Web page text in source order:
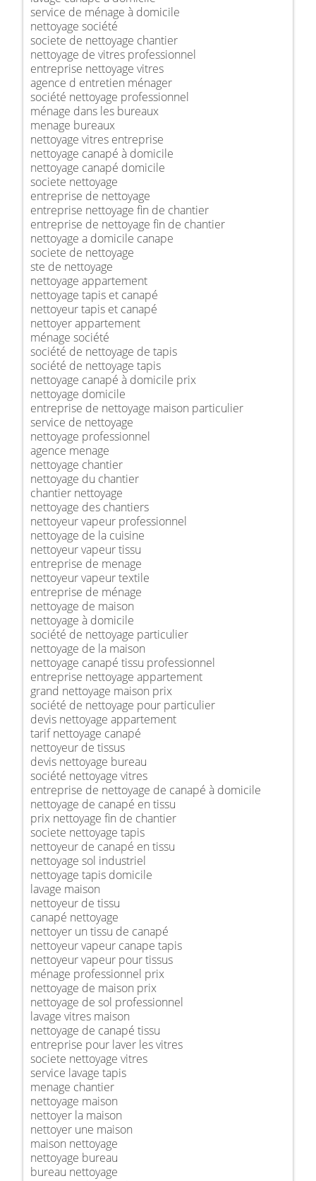
service de ménage à domicile
nettoyage société
societe de nettoyage chantier
nettoyage de vitres professionnel
entreprise nettoyage vitres
agence d entretien ménager
société nettoyage professionnel
ménage dans les bureaux
menage bureaux
nettoyage vitres entreprise
nettoyage canapé à domicile
nettoyage canapé domicile
societe nettoyage
entreprise de nettoyage
entreprise nettoyage fin de chantier
entreprise de nettoyage fin de chantier
nettoyage a domicile canape
societe de nettoyage
ste de nettoyage
nettoyage appartement
nettoyage tapis et canapé
nettoyeur tapis et canapé
nettoyer appartement
ménage société
société de nettoyage de tapis
société de nettoyage tapis
nettoyage canapé à domicile prix
nettoyage domicile
entreprise de nettoyage maison particulier
service de nettoyage
nettoyage professionnel
agence menage
nettoyage chantier
nettoyage du chantier
chantier nettoyage
nettoyage des chantiers
nettoyeur vapeur professionnel
nettoyage de la cuisine
nettoyeur vapeur tissu
entreprise de menage
nettoyeur vapeur textile
entreprise de ménage
nettoyage de maison
nettoyage à domicile
société de nettoyage particulier
nettoyage de la maison
nettoyage canapé tissu professionnel
entreprise nettoyage appartement
grand nettoyage maison prix
société de nettoyage pour particulier
devis nettoyage appartement
tarif nettoyage canapé
nettoyeur de tissus
devis nettoyage bureau
société nettoyage vitres
entreprise de nettoyage de canapé à domicile
nettoyage de canapé en tissu
prix nettoyage fin de chantier
societe nettoyage tapis
nettoyeur de canapé en tissu
nettoyage sol industriel
nettoyage tapis domicile
lavage maison
nettoyeur de tissu
canapé nettoyage
nettoyer un tissu de canapé
nettoyeur vapeur canape tapis
nettoyeur vapeur pour tissus
ménage professionnel prix
nettoyage de maison prix
nettoyage de sol professionnel
lavage vitres maison
nettoyage de canapé tissu
entreprise pour laver les vitres
societe nettoyage vitres
service lavage tapis
menage chantier
nettoyage maison
nettoyer la maison
nettoyer une maison
maison nettoyage
nettoyage bureau
bureau nettoyage